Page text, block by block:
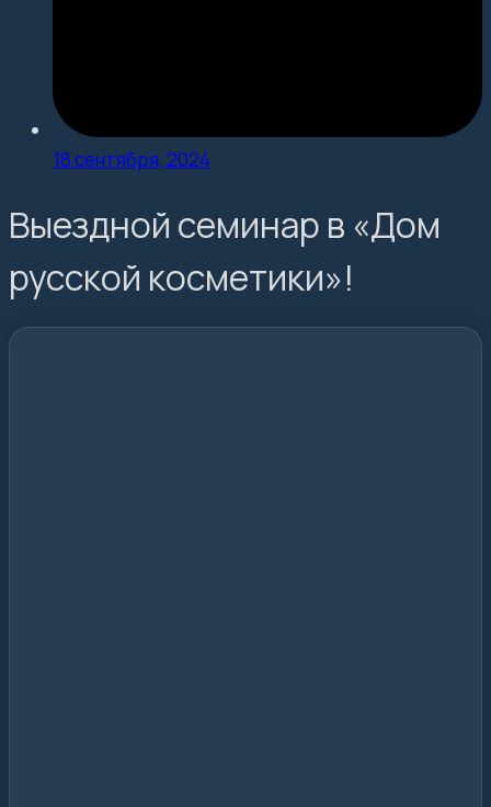
18 сентября, 2024
Выездной семинар в «Дом
русской косметики»!